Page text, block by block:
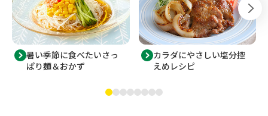
暑い季節に食べたいさっ
ぱり麺＆おかず
カラダにやさしい塩分控
えめレシピ